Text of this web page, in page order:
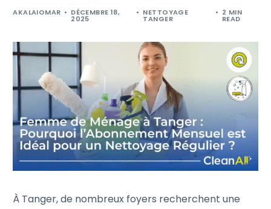
AKALAIOMAR DÉCEMBRE 18,
2025
NETTOYAGE
TANGER
2 MIN
READ
À Tanger, de nombreux foyers recherchent une